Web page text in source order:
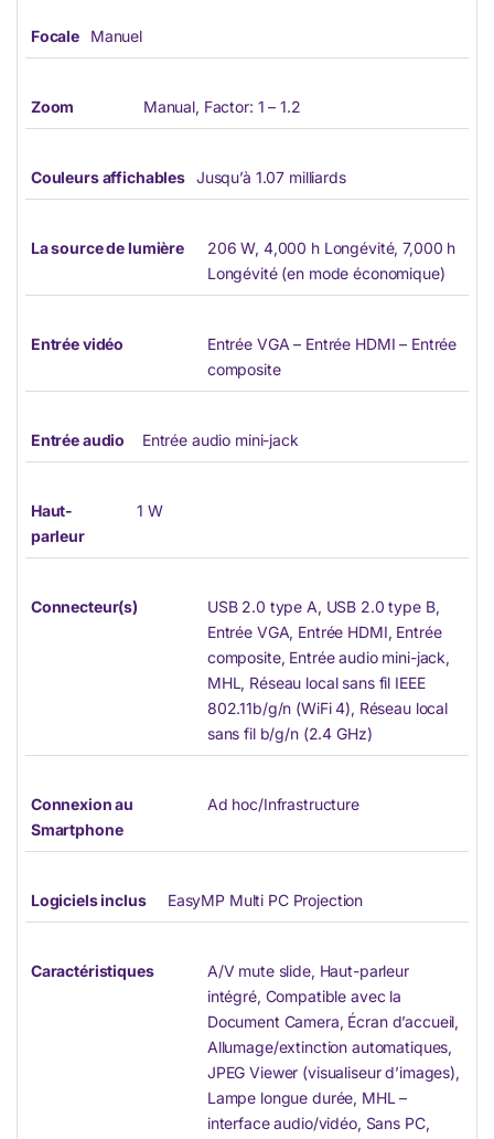
Focale Manuel
Zoom Manual, Factor: 1 – 1.2
Couleurs affichables Jusqu’à 1.07 milliards
La source de lumière
206 W, 4,000 h Longévité, 7,000 h
Longévité (en mode économique)
Entrée vidéo
Entrée VGA – Entrée HDMI – Entrée
composite
Entrée audio Entrée audio mini-jack
Haut-
parleur
1 W
Connecteur(s)
USB 2.0 type A, USB 2.0 type B,
Entrée VGA, Entrée HDMI, Entrée
composite, Entrée audio mini-jack,
MHL, Réseau local sans fil IEEE
802.11b/g/n (WiFi 4), Réseau local
sans fil b/g/n (2.4 GHz)
Connexion au
Smartphone
Ad hoc/Infrastructure
Logiciels inclus EasyMP Multi PC Projection
Caractéristiques
A/V mute slide, Haut-parleur
intégré, Compatible avec la
Document Camera, Écran d’accueil,
Allumage/extinction automatiques,
JPEG Viewer (visualiseur d’images),
Lampe longue durée, MHL –
interface audio/vidéo, Sans PC,